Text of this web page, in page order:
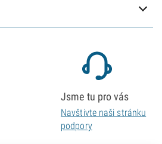
Jsme tu pro vás
Navštivte naši stránku
podpory